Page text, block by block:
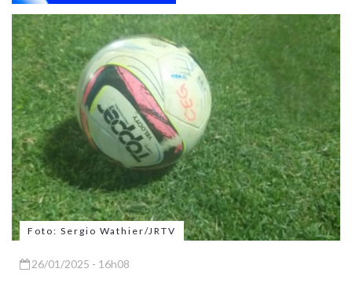
Foto: Sergio Wathier/JRTV
26/01/2025 - 16h08